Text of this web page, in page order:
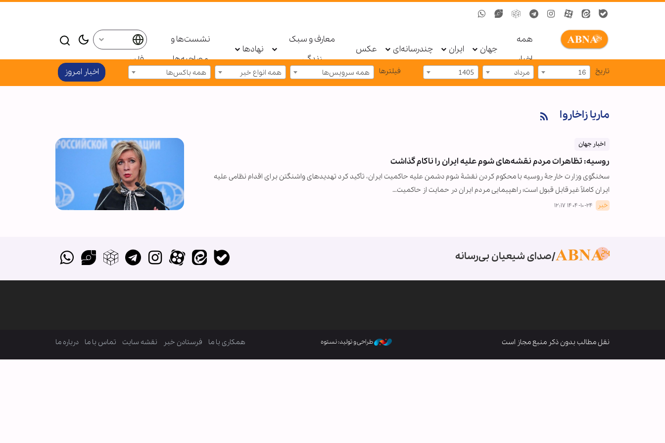
همه
اخبار
جهان ایران چندرسانه‌ای عکس
معارف و سبک
زندگی
نهادها
نشست‌ها و
مصاحبه‌ها
فارسی
تاریخ 16 مرداد 1405 فیلترها همه سرویس‌ها همه انواع خبر همه باکس‌ها اخبار امروز
ماریا زاخاروا
اخبار جهان
روسیه: تظاهرات مردم نقشه‌های شوم علیه ایران را ناکام گذاشت
سخنگوی وزارت خارجۀ روسیه با محکوم کردن نقشۀ شوم دشمن علیه حاکمیت ایران، تأکید کرد تهدیدهای واشنگتن برای اقدام نظامی علیه
ایران کاملاً غیرقابل قبول است؛ راهپیمایی مردم ایران در حمایت از حاکمیت…
خبر ۱۴۰۴-۱۰-۲۴ ۱۲:۱۷
صدای شیعیان بی‌رسانه
نقل مطالب بدون ذکر منبع مجاز است طراحی و تولید: نستوه همکاری با ما فرستادن خبر نقشه سایت تماس با ما درباره ما